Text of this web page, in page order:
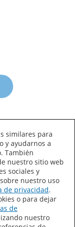
del sitio
similares para
y ayudarnos a
También
nuestro sitio web
sociales y
nuestro uso
de privacidad.
o para dejar
de
nuestro